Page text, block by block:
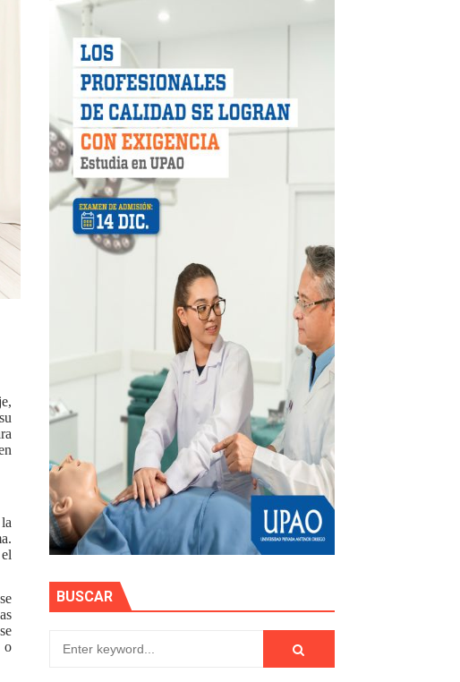
LAS PISTAS DE FLORENCIA DE MORA
MÍNIMAS DE SEGURIDAD
tu destino con Checa tu señal
Y PARTICIPA EN EL SORTEO POR FIESTAS PATRIAS DE
REGULARIZAR DEUDAS ELÉCTRICAS
de Trujillo
de personas naturales durante contratación
hidrocarburífero en La Libertad
o
BUSCAR